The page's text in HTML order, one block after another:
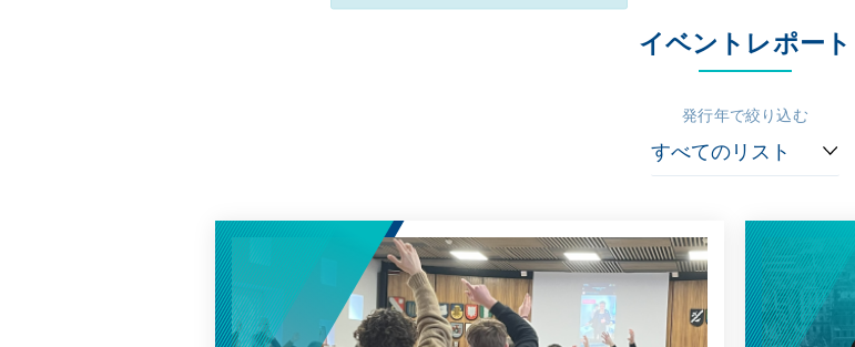
イベントレポート
発行年で絞り込む